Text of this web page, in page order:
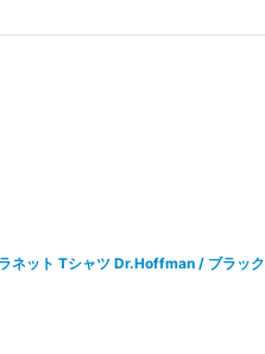
ネット Tシャツ Dr.Hoffman / ブラック